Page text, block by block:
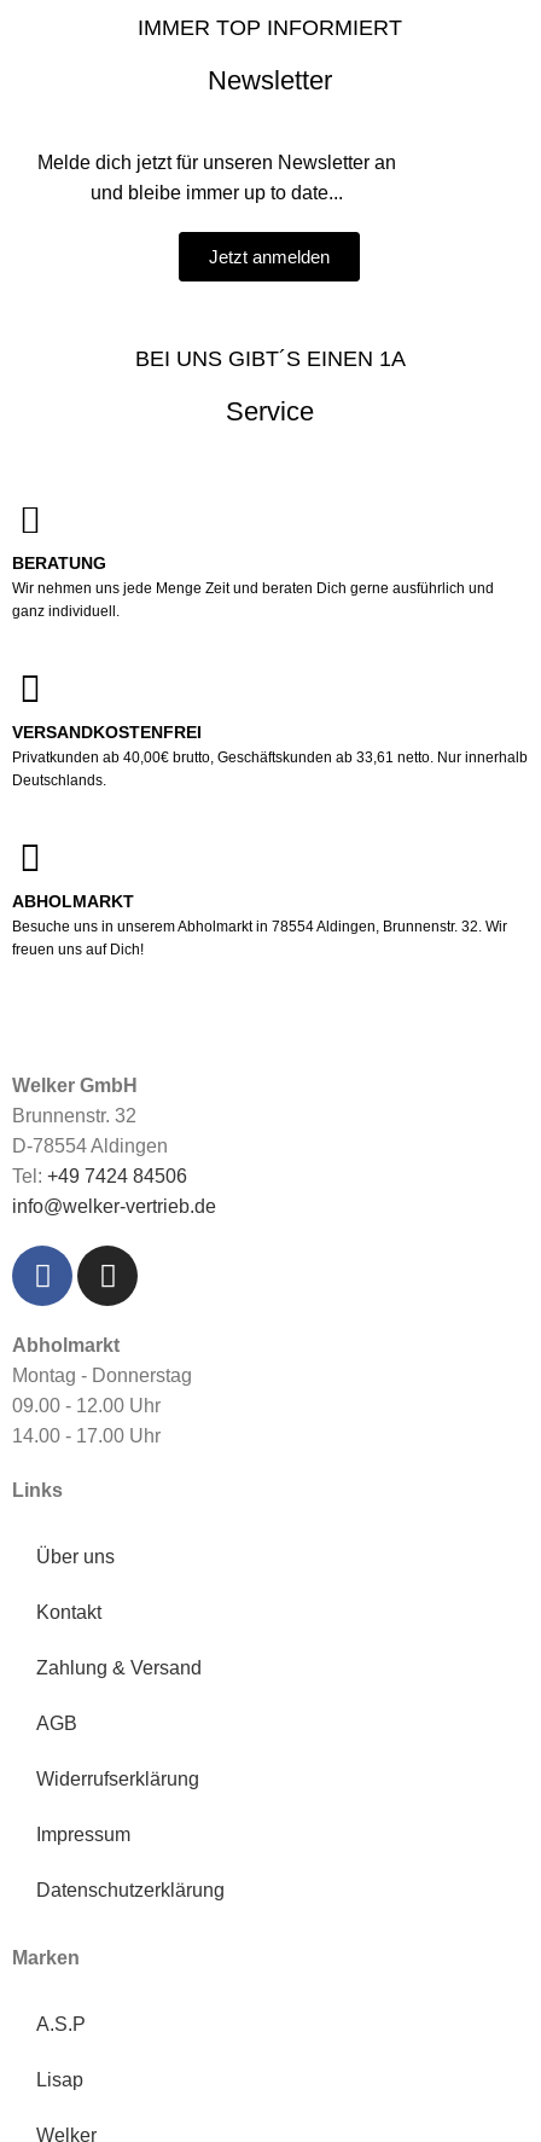
IMMER TOP INFORMIERT
Newsletter
Melde dich jetzt für unseren Newsletter an
und bleibe immer up to date...
Jetzt anmelden
BEI UNS GIBT´S EINEN 1A
Service
BERATUNG
Wir nehmen uns jede Menge Zeit und beraten Dich gerne ausführlich und
ganz individuell.
VERSANDKOSTENFREI
Privatkunden ab 40,00€ brutto, Geschäftskunden ab 33,61 netto. Nur innerhalb
Deutschlands.
ABHOLMARKT
Besuche uns in unserem Abholmarkt in 78554 Aldingen, Brunnenstr. 32. Wir
freuen uns auf Dich!
Welker GmbH
Brunnenstr. 32
D-78554 Aldingen
Tel: +49 7424 84506
info@welker-vertrieb.de
Abholmarkt
Montag - Donnerstag
09.00 - 12.00 Uhr
14.00 - 17.00 Uhr
Links
Über uns
Kontakt
Zahlung & Versand
AGB
Widerrufserklärung
Impressum
Datenschutzerklärung
Marken
A.S.P
Lisap
Welker